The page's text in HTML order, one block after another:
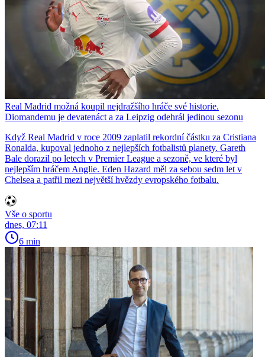
Real Madrid možná koupil nejdražšího hráče své historie.
Diomandemu je devatenáct a za Leipzig odehrál jedinou sezonu
Když Real Madrid v roce 2009 zaplatil rekordní částku za Cristiana
Ronalda, kupoval jednoho z nejlepších fotbalistů planety. Gareth
Bale dorazil po letech v Premier League a sezoně, ve které byl
nejlepším hráčem Anglie. Eden Hazard měl za sebou sedm let v
Chelsea a patřil mezi největší hvězdy evropského fotbalu.
Vše o sportu
dnes, 07:11
6 min